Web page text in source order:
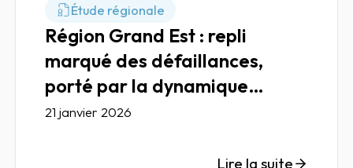
Étude régionale
Région Grand Est : repli
marqué des défaillances,
porté par la dynamique
logistique transfrontalière
21 janvier 2026
Lire la suite